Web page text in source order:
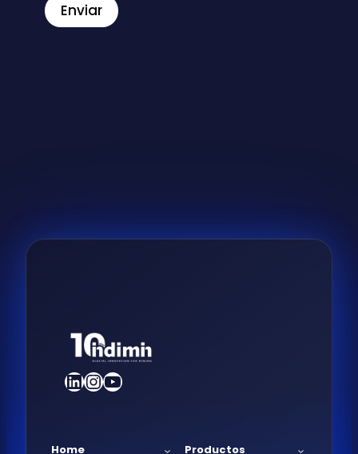
Enviar
LinkedIn
Instagram
YouTube
Home Productos